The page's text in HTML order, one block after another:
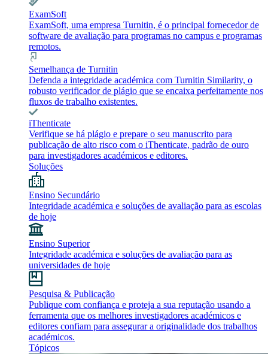
ExamSoft
ExamSoft, uma empresa Turnitin, é o principal fornecedor de
software de avaliação para programas no campus e programas
remotos.
Semelhança de Turnitin
Defenda a integridade académica com Turnitin Similarity, o
robusto verificador de plágio que se encaixa perfeitamente nos
fluxos de trabalho existentes.
iThenticate
Verifique se há plágio e prepare o seu manuscrito para
publicação de alto risco com o iThenticate, padrão de ouro
para investigadores académicos e editores.
Soluções
Ensino Secundário
Integridade académica e soluções de avaliação para as escolas
de hoje
Ensino Superior
Integridade académica e soluções de avaliação para as
universidades de hoje
Pesquisa & Publicação
Publique com confiança e proteja a sua reputação usando a
ferramenta que os melhores investigadores académicos e
editores confiam para assegurar a originalidade dos trabalhos
académicos.
Tópicos